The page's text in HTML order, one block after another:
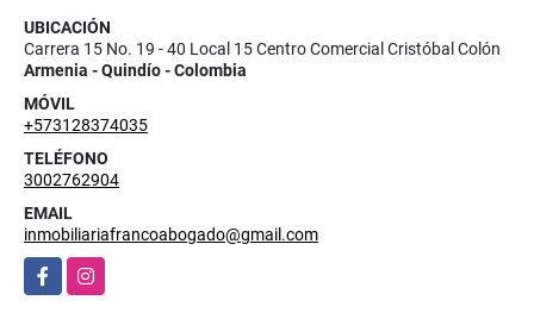
UBICACIÓN
Carrera 15 No. 19 - 40 Local 15 Centro Comercial Cristóbal Colón
Armenia - Quindío - Colombia
MÓVIL
+573128374035
TELÉFONO
3002762904
EMAIL
inmobiliariafrancoabogado@gmail.com
FacebookInstagram